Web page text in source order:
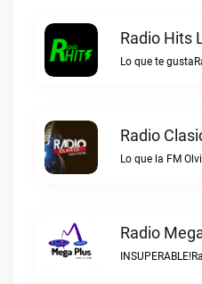
Radio Hits
Lo que te
Radio
Lo que la FM